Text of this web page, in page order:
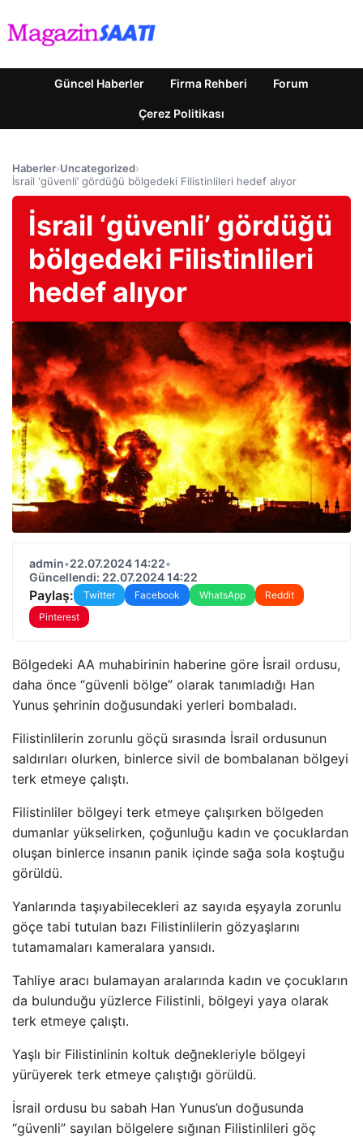
Güncel Haberler Firma Rehberi Forum
Çerez Politikası
Haberler›Uncategorized›
İsrail ‘güvenli’ gördüğü bölgedeki Filistinlileri hedef alıyor
İsrail ‘güvenli’ gördüğü
bölgedeki Filistinlileri
hedef alıyor
admin•22.07.2024 14:22•
Güncellendi: 22.07.2024 14:22
Paylaş: Twitter Facebook WhatsApp
Reddit
Pinterest
Bölgedeki AA muhabirinin haberine göre İsrail ordusu,
daha önce “güvenli bölge” olarak tanımladığı Han
Yunus şehrinin doğusundaki yerleri bombaladı.
Filistinlilerin zorunlu göçü sırasında İsrail ordusunun
saldırıları olurken, binlerce sivil de bombalanan bölgeyi
terk etmeye çalıştı.
Filistinliler bölgeyi terk etmeye çalışırken bölgeden
dumanlar yükselirken, çoğunluğu kadın ve çocuklardan
oluşan binlerce insanın panik içinde sağa sola koştuğu
görüldü.
Yanlarında taşıyabilecekleri az sayıda eşyayla zorunlu
göçe tabi tutulan bazı Filistinlilerin gözyaşlarını
tutamamaları kameralara yansıdı.
Tahliye aracı bulamayan aralarında kadın ve çocukların
da bulunduğu yüzlerce Filistinli, bölgeyi yaya olarak
terk etmeye çalıştı.
Yaşlı bir Filistinlinin koltuk değnekleriyle bölgeyi
yürüyerek terk etmeye çalıştığı görüldü.
İsrail ordusu bu sabah Han Yunus’un doğusunda
“güvenli” sayılan bölgelere sığınan Filistinlileri göç